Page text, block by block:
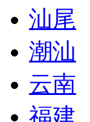
汕尾
潮汕
云南
福建